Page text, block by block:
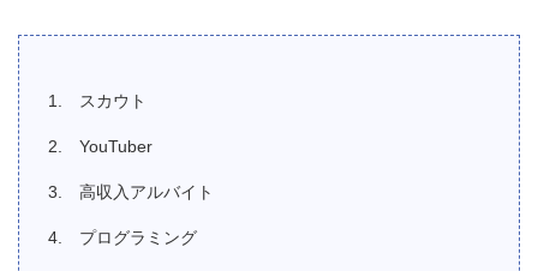
スカウト
YouTuber
高収入アルバイト
プログラミング